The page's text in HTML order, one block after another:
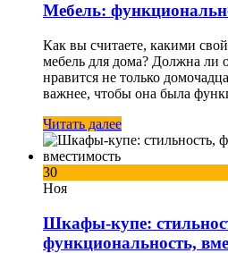
Мебель:
Как вы считаете, какими
мебель для дома? Должна ли
нравится не только
важнее, чтобы она была
Читать далее
30
Ноя
Шкафы-купе:
функциональность,